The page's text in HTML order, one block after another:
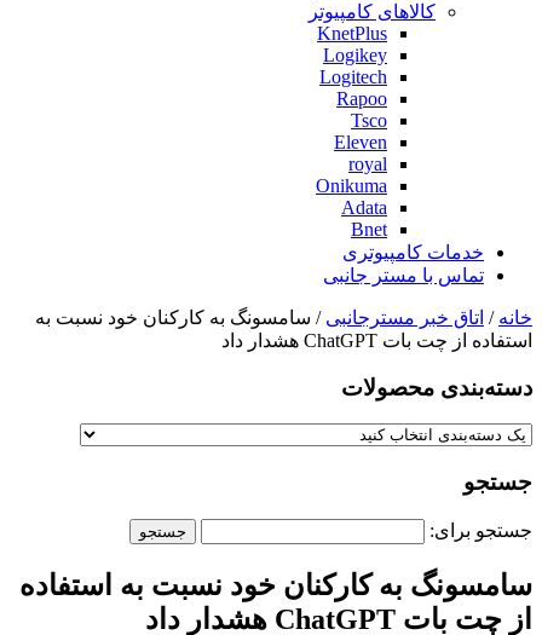
کالاهای کامپیوتر
KnetPlus
Logikey
Logitech
Rapoo
Tsco
Eleven
royal
Onikuma
Adata
Bnet
خدمات کامپیوتری
تماس با مستر جانبی
خانه / اتاق خبر مسترجانبی / سامسونگ به کارکنان خود نسبت به
استفاده از چت بات ChatGPT هشدار داد
دسته‌بندی‌ محصولات
جستجو
جستجو برای:
سامسونگ به کارکنان خود نسبت به استفاده
از چت بات ChatGPT هشدار داد